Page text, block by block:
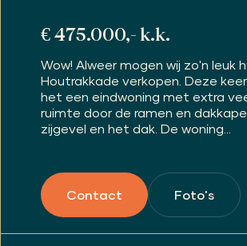
€ 475.000,- k.k.
Wow! Alweer mogen wij zo'n leuk
Houtrakkade verkopen. Deze
het een eindwoning met extra
ruimte door de ramen en
zijgevel en het dak. De woning...
Contact Foto's